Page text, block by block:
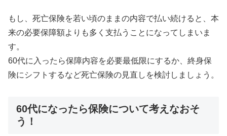
もし、死亡保険を若い頃のままの内容で払い続けると、本
来の必要保障額よりも多く支払うことになってしまいま
す。
60代に入ったら保障内容を必要最低限にするか、終身保
険にシフトするなど死亡保険の見直しを検討しましょう。
60代になったら保険について考えなおそ
う！